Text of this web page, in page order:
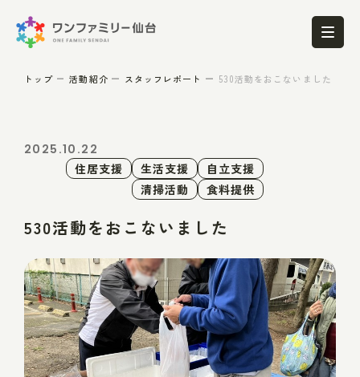
トップ 活動紹介 スタッフレポート 530活動をおこないました
2025.10.22
住居支援
生活支援
自立支援
清掃活動
食料提供
530活動をおこないました